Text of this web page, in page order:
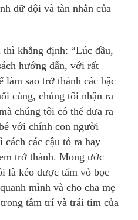
dữ dội và tàn nhẫn của
khẳng định: “Lúc đầu,
hướng dẫn, với rất
làm sao trở thành các bậc
cùng, chúng tôi nhận ra
chúng tôi có thể đưa ra
với chính con người
cách các cậu tỏ ra hay
trở thành. Mong ước
là kéo được tấm vỏ bọc
mình và cho cha mẹ
tâm trí và trái tim của